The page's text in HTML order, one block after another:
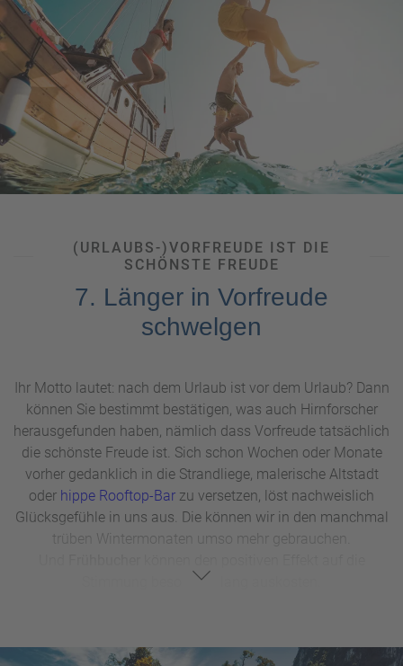
(URLAUBS-)VORFREUDE IST DIE
SCHÖNSTE FREUDE
7. Länger in Vorfreude
schwelgen
Ihr Motto lautet: nach dem Urlaub ist vor dem Urlaub? Dann
können Sie bestimmt bestätigen, was auch Hirnforscher
herausgefunden haben, nämlich dass Vorfreude tatsächlich
die schönste Freude ist. Sich schon Wochen oder Monate
vorher gedanklich in die Strandliege, malerische Altstadt
oder hippe Rooftop-Bar zu versetzen, löst nachweislich
Glücksgefühle in uns aus. Die können wir in den manchmal
trüben Wintermonaten umso mehr gebrauchen.
Stimmung besonders lang auskosten.
Reisenzeigen dürfen. Lassen Sie sich von unseren
Online-